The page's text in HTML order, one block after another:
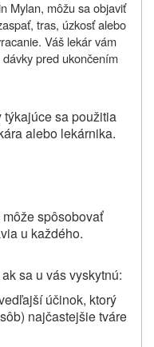
Mylan, môžu sa objaviť
tras, úzkosť alebo
Váš lekár vám
pred ukončením
sa použitia
alebo lekárnika.
spôsobovať
u každého.
sa u vás vyskytnú:
účinok, ktorý
najčastejšie tváre